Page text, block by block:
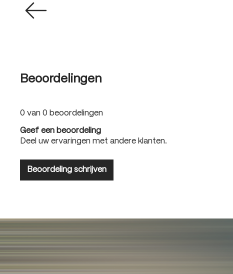
Beoordelingen
0 van 0 beoordelingen
Geef een beoordeling
Deel uw ervaringen met andere klanten.
Beoordeling schrijven